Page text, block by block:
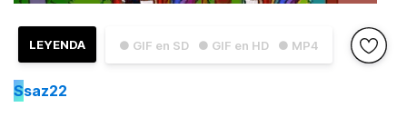
● GIF en SD ● GIF en HD ● MP4
LEYENDA
Ssaz22